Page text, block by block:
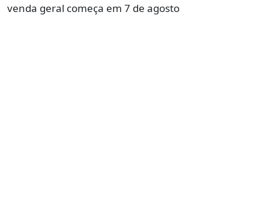
venda geral começa em 7 de agosto